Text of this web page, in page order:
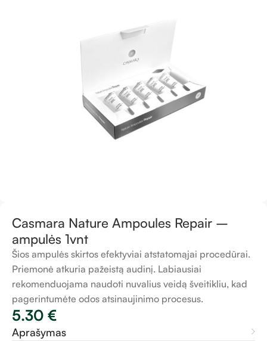
Casmara Nature Ampoules Repair –
ampulės 1vnt
Šios ampulės skirtos efektyviai atstatomąjai procedūrai.
Priemonė atkuria pažeistą audinį. Labiausiai
rekomenduojama naudoti nuvalius veidą šveitikliu, kad
pagerintumėte odos atsinaujinimo procesus.
5.30 €
Aprašymas